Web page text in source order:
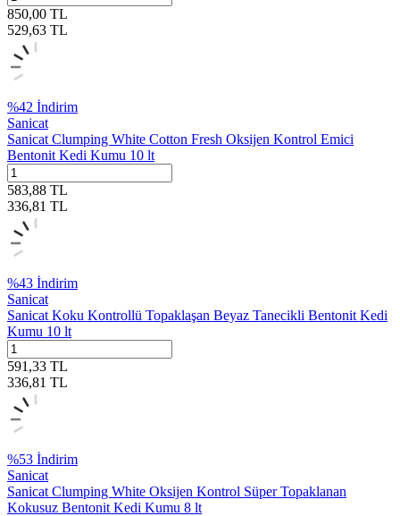
850,00 TL
529,63 TL
%42 İndirim
Sanicat
Sanicat Clumping White Cotton Fresh Oksijen Kontrol Emici
Bentonit Kedi Kumu 10 lt
583,88 TL
336,81 TL
%43 İndirim
Sanicat
Sanicat Koku Kontrollü Topaklaşan Beyaz Tanecikli Bentonit Kedi
Kumu 10 lt
591,33 TL
336,81 TL
%53 İndirim
Sanicat
Sanicat Clumping White Oksijen Kontrol Süper Topaklanan
Kokusuz Bentonit Kedi Kumu 8 lt